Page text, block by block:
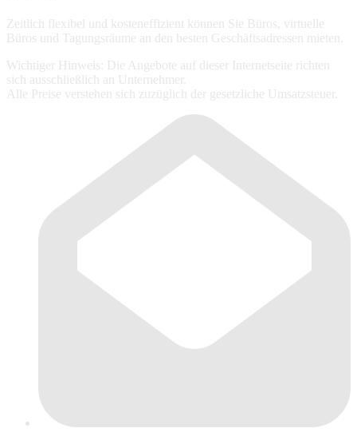
Zeitlich flexibel und kosteneffizient können Sie Büros, virtuelle
Büros und Tagungsräume an den besten Geschäftsadressen mieten.
Wichtiger Hinweis: Die Angebote auf dieser Internetseite richten
sich ausschließlich an Unternehmer.
Alle Preise verstehen sich zuzüglich der gesetzliche Umsatzsteuer.